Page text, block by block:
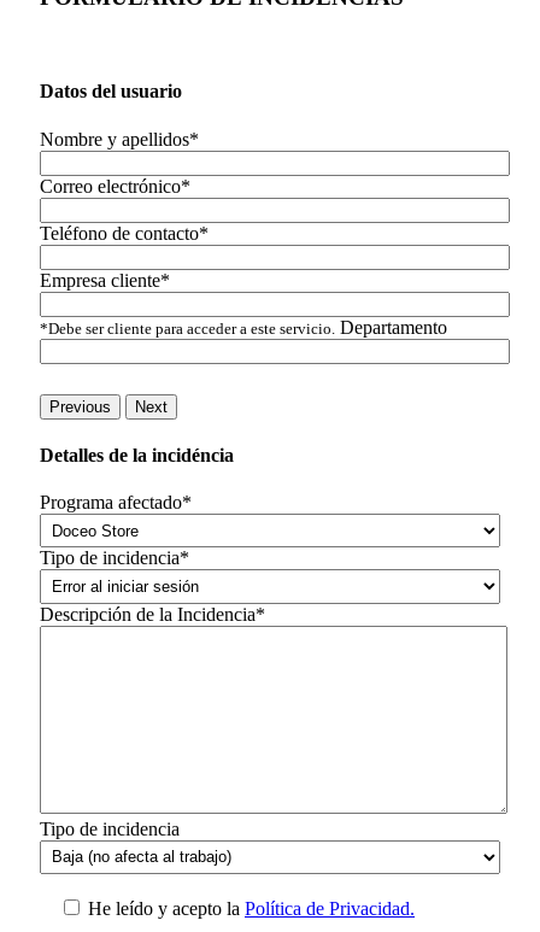
Datos del usuario
Nombre y apellidos*
Correo electrónico*
Teléfono de contacto*
Empresa cliente*
*Debe ser cliente para acceder a este servicio. Departamento
Previous Next
Detalles de la incidéncia
Programa afectado*
Tipo de incidencia*
Descripción de la Incidencia*
Tipo de incidencia
He leído y acepto la Política de Privacidad.